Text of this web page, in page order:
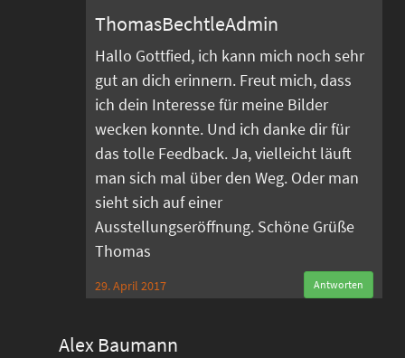
ThomasBechtleAdmin
Hallo Gottfied, ich kann mich noch sehr
gut an dich erinnern. Freut mich, dass
ich dein Interesse für meine Bilder
wecken konnte. Und ich danke dir für
das tolle Feedback. Ja, vielleicht läuft
man sich mal über den Weg. Oder man
sieht sich auf einer
Ausstellungseröffnung. Schöne Grüße
Thomas
29. April 2017 Antworten
Alex Baumann